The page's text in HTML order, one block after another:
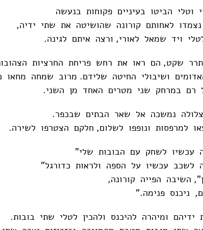
וטלי הביטו בעיניים פקוחות בנעשה
לאחותם קורונה שהושיטה את שתי ידיה,
ויד שמאל לאורי, ורצה איתם לגינה.
שקט, הם ראו את רחש פריחת החרציות
ושיבולי החיטה שלידם. מרוב שמחה מחאו
רם במרחק שני מטרים האחד מן השני.
נמשכה אל שאר הבתים שבכפר.
למרפסות ונופפו לשלום, חלקם הצטרפו לשירה.
עכשיו לשחק עם הבובות שלי"
לשכב עכשיו על הספה ולראות כדורגל"
השיבה הפייה קורונה,
ניכנס פנימה."
ומיהרה להיכנס ולהכין לטלי שתי בובות.